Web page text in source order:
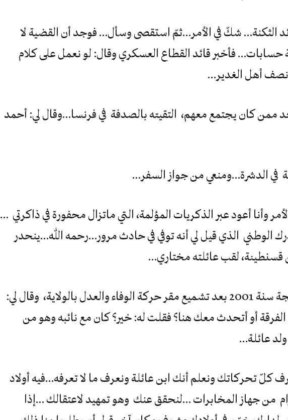
الثكنة… شكّ في الأمر…ثمّ استقصى وسأل… فوجد أن القضية لا
فأخبر قائد القطاع العسكري وقال: لو نعمل على كلام
نصف أهل الغدير…
ممن كان يجتمع معهم، التقيته بالصدفة في فرنسا…وقال لي: أحمد
في الدشرة…ومنعي من جواز السفر…
وأنا أعود عبر الذكريات المؤلمة، التي ماتزال محفورة في ذاكرتي …
الوطني الذي قيل لي أنه توفي في حادث مرور…رحمه الله…ينحدر
لقب عائلته مختاري…
جاءني الى المحل بطنجة سنة 2001 بعد تشميع مقر حركة الوفاء والعدل بالولاية، وقال لي:
الفرقة أو أتحدث معك هنا؟ فقلت له: خير؟ كان مع نائبه وهو من
عائلة…
كلّ تحركاتك ونعلم أنك ابن عائلة ونعرف ما لا تعرفه…فيه أولاد
من جهاز المخابرات …لنحقق عنك وهو تمهيد لاعتقالك …إذا